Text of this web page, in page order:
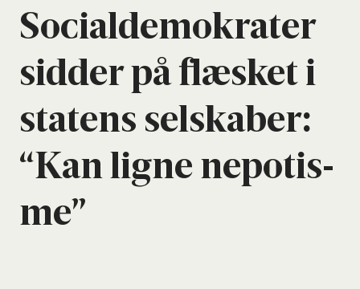
Soci­al­de­mo­kra­ter
sid­der på flæ­sket i
sta­tens sel­ska­ber:
“Kan lig­ne nepo­tis­
me”